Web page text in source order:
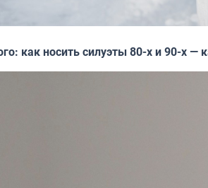
как носить силуэты 80-х и 90-х —